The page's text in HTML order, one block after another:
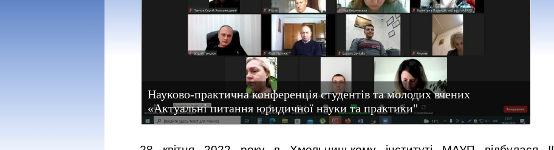
Науково-практична конференція студентів та молодих вчених
«Актуальні питання юридичної науки та практики"